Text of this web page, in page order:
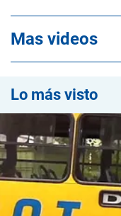
Mas videos
Lo más visto